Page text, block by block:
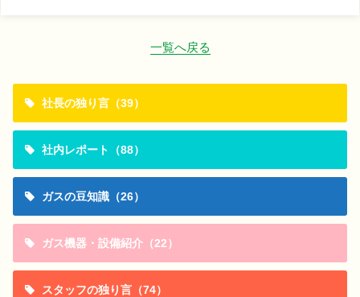
一覧へ戻る
社長の独り言（39）
社内レポート（88）
ガスの豆知識（26）
ガス機器・設備紹介（22）
スタッフの独り言（74）